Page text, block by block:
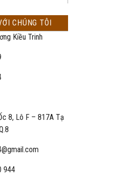
CHÚNG TÔI
Kiều Trinh
8, Lô F – 817A Tạ
944